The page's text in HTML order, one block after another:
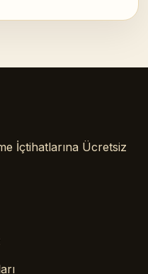
İçtihatlarına Ücretsiz